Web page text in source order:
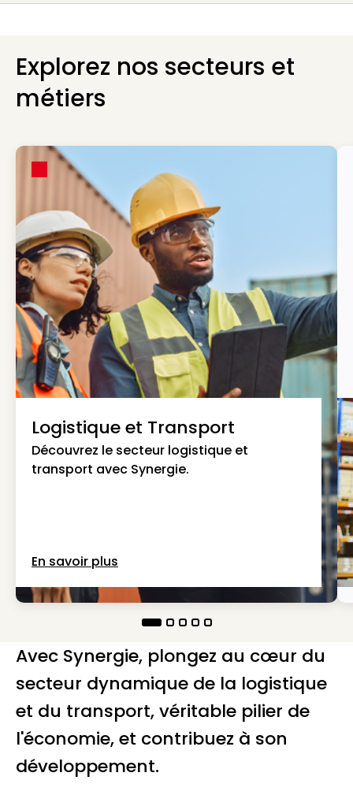
Explorez nos secteurs et
métiers
Logistique et Transport
Découvrez le secteur logistique et
transport avec Synergie.
En savoir plus
Avec Synergie, plongez au cœur du
secteur dynamique de la logistique
et du transport, véritable pilier de
l'économie, et contribuez à son
développement.